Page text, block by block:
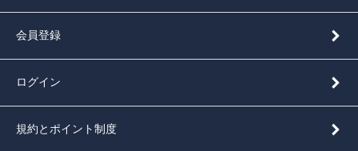
会員登録
ログイン
規約とポイント制度